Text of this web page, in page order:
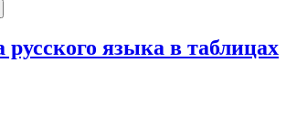
языка в таблицах